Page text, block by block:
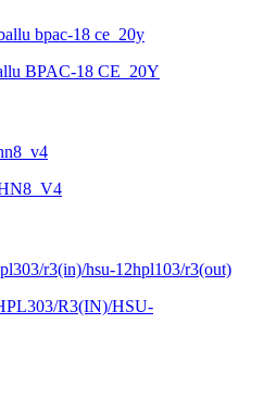
BPAC-18 CE_20Y
R3(IN)/HSU-